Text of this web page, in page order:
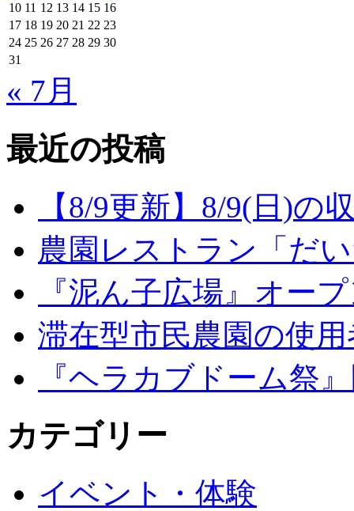
10 11 12 13 14 15 16
17 18 19 20 21 22 23
24 25 26 27 28 29 30
31
« 7月
最近の投稿
【8/9更新】8/9(日)の
農園レストラン「だ
『泥ん子広場』オー
滞在型市民農園の使
『ヘラカブドーム祭
カテゴリー
イベント・体験